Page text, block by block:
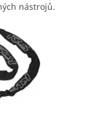
nástrojů.